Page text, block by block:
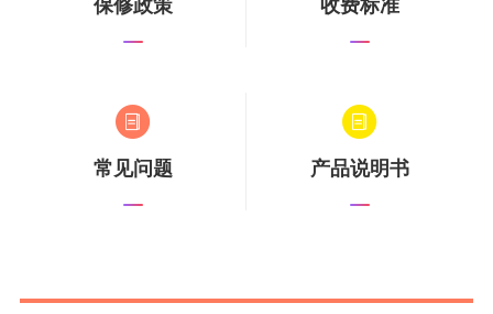
保修政策 收费标准
常见问题 产品说明书